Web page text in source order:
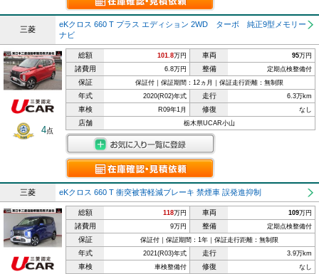
三菱
eKクロス 660 T プラス エディション 2WD ターボ 純正9型メモリー
ナビ
4点
総額 101.8万円 車両 95万円
諸費用 6.8万円 整備 定期点検整備付
保証 保証付｜保証期間：12ヵ月｜保証走行距離：無制限
年式 2020(R02)年式 走行 6.3万km
車検 R09年1月 修復 なし
店舗 栃木県UCAR小山
三菱 eKクロス 660 T 衝突被害軽減ブレーキ 禁煙車 誤発進抑制
総額 118万円 車両 109万円
諸費用 9万円 整備 定期点検整備付
保証 保証付｜保証期間：1年｜保証走行距離：無制限
年式 2021(R03)年式 走行 3.9万km
車検 車検整備付 修復 なし